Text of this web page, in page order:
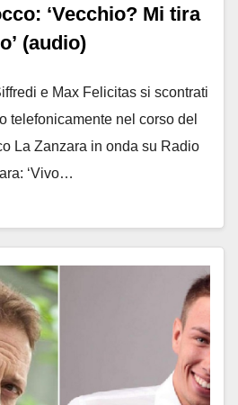
‘Vecchio? Mi tira
(audio)
e Max Felicitas si scontrati
telefonicamente nel corso del
La Zanzara in onda su Radio
‘Vivo…